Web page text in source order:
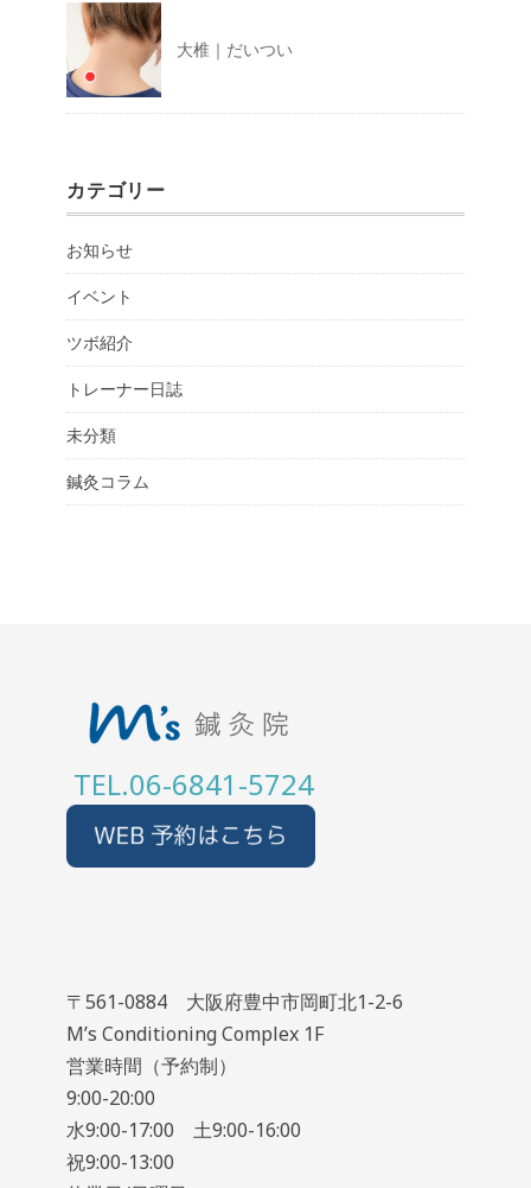
大椎｜だいつい
カテゴリー
お知らせ
イベント
ツボ紹介
トレーナー日誌
未分類
鍼灸コラム
TEL.06-6841-5724
〒561-0884 大阪府豊中市岡町北1-2-6
M’s Conditioning Complex 1F
営業時間（予約制）
9:00-20:00
水9:00-17:00 土9:00-16:00
祝9:00-13:00